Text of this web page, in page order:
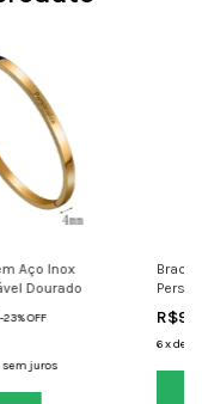
Aço Inox
Dourado
-23% OFF
sem juros
6xde